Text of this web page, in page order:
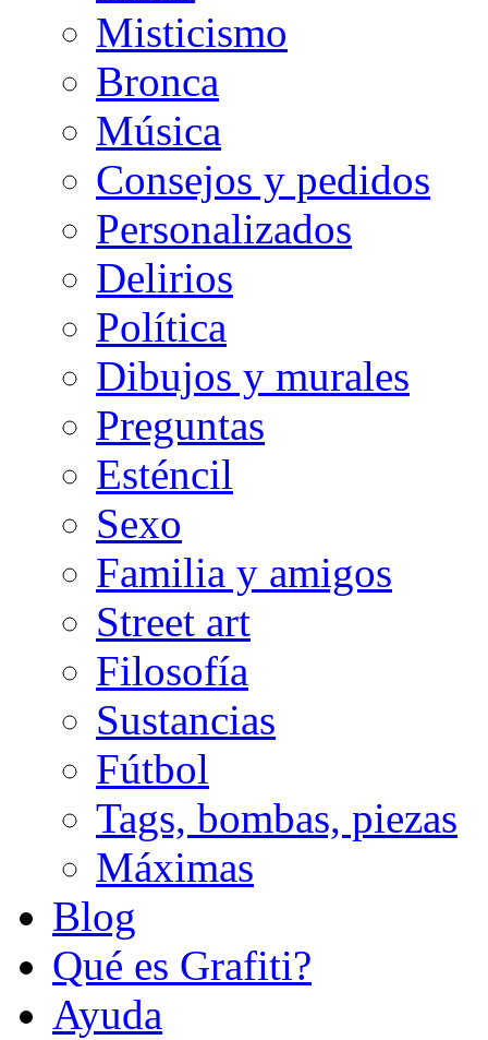
Misticismo
Bronca
Música
Consejos y pedidos
Personalizados
Delirios
Política
Dibujos y murales
Preguntas
Esténcil
Sexo
Familia y amigos
Street art
Filosofía
Sustancias
Fútbol
Tags, bombas, piezas
Máximas
Blog
Qué es Grafiti?
Ayuda